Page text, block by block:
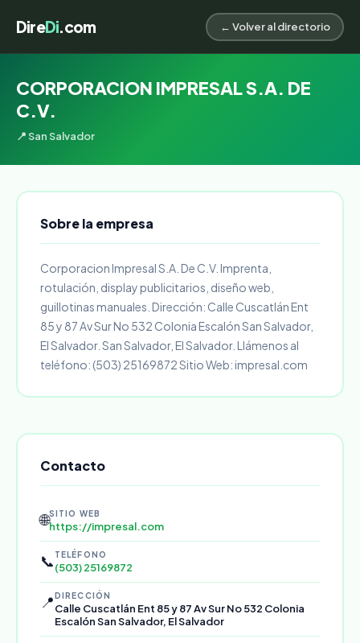
DireDi.com ← Volver al directorio
CORPORACION IMPRESAL S.A. DE
C.V.
📍 San Salvador
Sobre la empresa
Corporacion Impresal S.A. De C.V. Imprenta,
rotulación, display publicitarios, diseño web,
guillotinas manuales. Dirección: Calle Cuscatlán Ent
85 y 87 Av Sur No 532 Colonia Escalón San Salvador,
El Salvador. San Salvador, El Salvador. Llámenos al
teléfono: (503) 25169872 Sitio Web: impresal.com
Contacto
🌐SITIO WEB
https://impresal.com
📞 TELÉFONO
(503) 25169872
📍DIRECCIÓN
Calle Cuscatlán Ent 85 y 87 Av Sur No 532 Colonia
Escalón San Salvador, El Salvador